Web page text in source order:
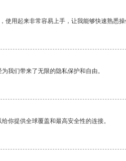
使用起来非常容易上手，让我能够快速熟悉操
我们带来了无限的隐私保护和自由。
你提供全球覆盖和最高安全性的连接。